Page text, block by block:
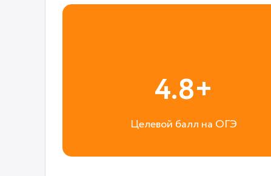
4.8+
Целевой балл на ОГЭ